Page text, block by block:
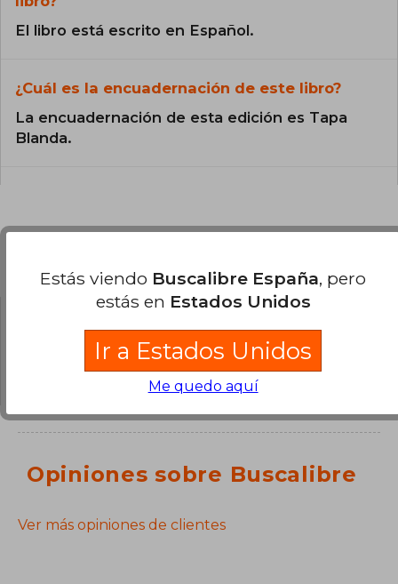
El libro está escrito en Español.
¿Cuál es la encuadernación de este libro?
La encuadernación de esta edición es Tapa
Blanda.
¿Tienes una pregunta sobre el libro?
para poder agregar tu propia pregunta.
Opiniones sobre Buscalibre
Ver más opiniones de clientes
Estás viendo Buscalibre España, pero
estás en Estados Unidos
Ir a Estados Unidos
Me quedo aquí